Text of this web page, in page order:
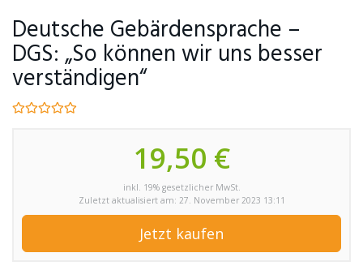
Deutsche Gebärdensprache –
DGS: „So können wir uns besser
verständigen“
19,50 €
inkl. 19% gesetzlicher MwSt.
Zuletzt aktualisiert am: 27. November 2023 13:11
Jetzt kaufen